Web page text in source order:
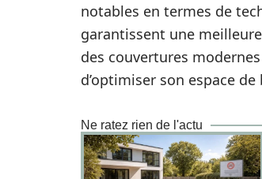
notables en termes de
garantissent une
des couvertures
d’optimiser son espace de
Ne ratez rien de l'actu